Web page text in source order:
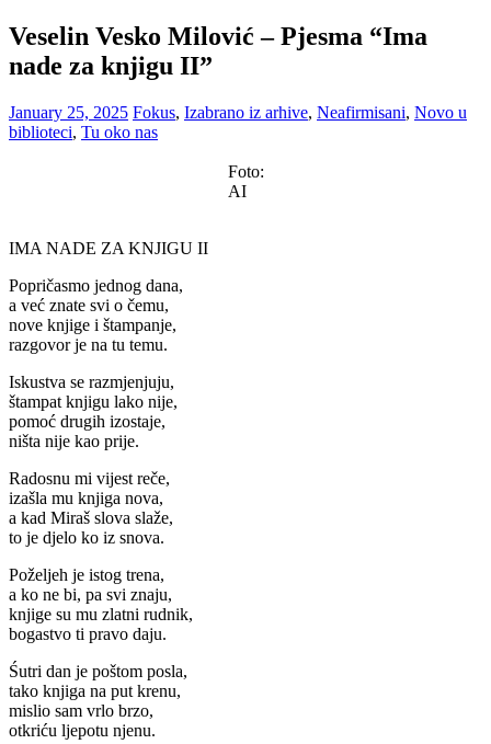
Veselin Vesko Milović – Pjesma “Ima
nade za knjigu II”
January 25, 2025 Fokus, Izabrano iz arhive, Neafirmisani, Novo u
biblioteci, Tu oko nas
Foto:
AI
IMA NADE ZA KNJIGU II
Popričasmo jednog dana,
a već znate svi o čemu,
nove knjige i štampanje,
razgovor je na tu temu.
Iskustva se razmjenjuju,
štampat knjigu lako nije,
pomoć drugih izostaje,
ništa nije kao prije.
Radosnu mi vijest reče,
izašla mu knjiga nova,
a kad Miraš slova slaže,
to je djelo ko iz snova.
Poželjeh je istog trena,
a ko ne bi, pa svi znaju,
knjige su mu zlatni rudnik,
bogastvo ti pravo daju.
Śutri dan je poštom posla,
tako knjiga na put krenu,
mislio sam vrlo brzo,
otkriću ljepotu njenu.